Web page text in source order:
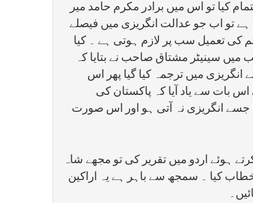
کیا تو اس میں برادر مکرم حامد میر
تو اب جو عدالت انگریزی میں فیصلے
کی تعمیل سب پر لازم ہوتی ہے ۔ کیا
سینیٹر مشتاق صاحب نے بتایا کہ
انگریزی میں ترجمہ کیا گیا پھر اس
بات سے یاد آیا کہ پاکستان کی
جسے انگریزی نہ آتی ہو اور اس صورت
ہوئے اردو میں تقریر کی تو مجھے شاہ
کیا ۔ سمجھ سے باہر ہے یہ اراکین